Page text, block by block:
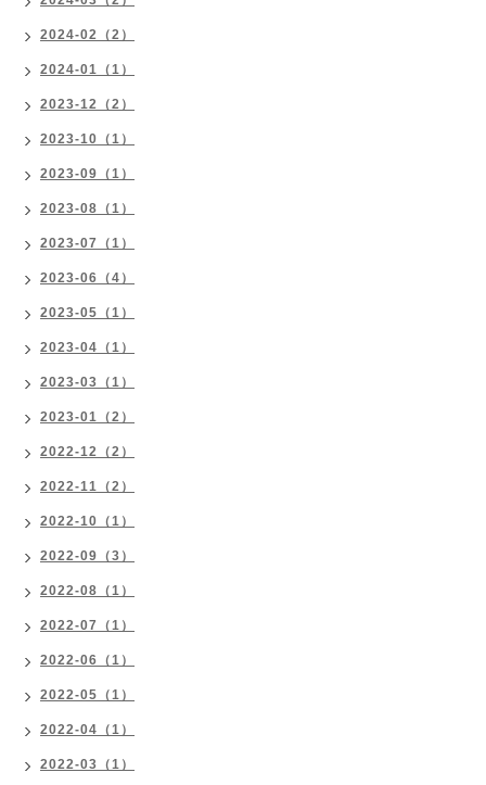
2024-02（2）
2024-01（1）
2023-12（2）
2023-10（1）
2023-09（1）
2023-08（1）
2023-07（1）
2023-06（4）
2023-05（1）
2023-04（1）
2023-03（1）
2023-01（2）
2022-12（2）
2022-11（2）
2022-10（1）
2022-09（3）
2022-08（1）
2022-07（1）
2022-06（1）
2022-05（1）
2022-04（1）
2022-03（1）